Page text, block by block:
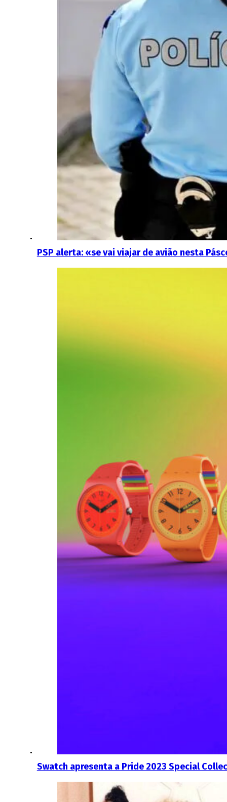
PSP alerta: «se vai viajar de avião nesta
Swatch apresenta a Pride 2023 Special